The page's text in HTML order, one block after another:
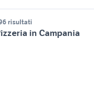
risultati
in Campania